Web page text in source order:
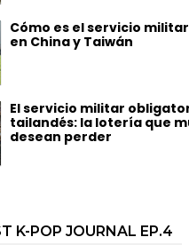
Cómo es el servicio
en China y Taiwán
El servicio militar
tailandés: la lotería que
desean perder
K-POP JOURNAL EP.4